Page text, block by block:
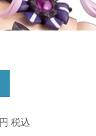
円 税込